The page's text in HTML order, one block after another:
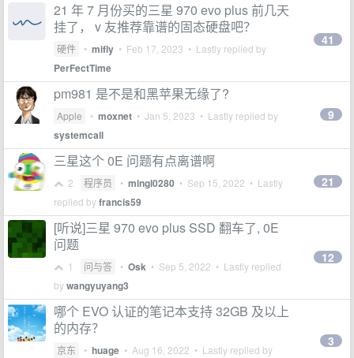
21 年 7 月份买的三星 970 evo plus 前几天
挂了， v 友推荐靠谱的固态硬盘吧？
硬件 • mifly • Feb 17, 2023 • Lastly replied by
PerFectTime
41
pm981 是不是和黑苹果无缘了?
Apple • moxnet • Jan 5, 2023 • Lastly replied by
systemcall
9
三星这个 0E 问题有点离谱啊
2 程序员 • mingl0280 • Sep 15, 2022 • Lastly
replied byfrancis59
21
[听说]三星 970 evo plus SSD 翻车了, 0E
问题
1 问与答 • Osk • Sep 5, 2022 • Lastly replied
bywangyuyang3
12
哪个 EVO 认证的笔记本支持 32GB 及以上
的内存？
京东 • huage • Aug 16, 2022 • Lastly replied by
3